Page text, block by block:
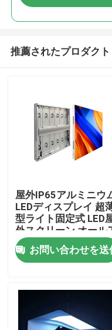
製品
推薦されたプロダクト
屋外IP65アルミニウ
LEDディスプレイ 超
型ライト固定式 LED
外スクリーン オール
ルミニウムパネル 大
広告ディスプレイ画
お問い合わせを送